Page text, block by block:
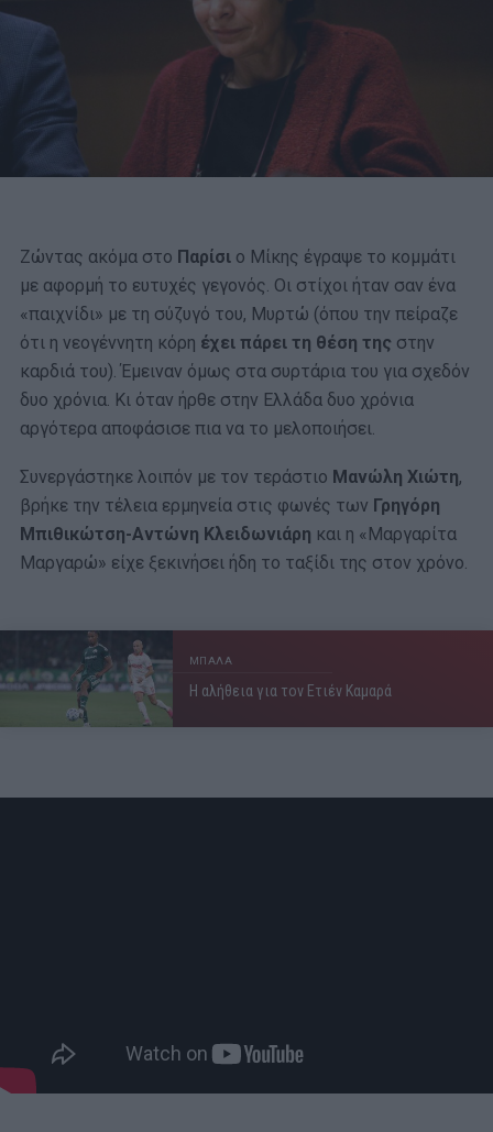
Ζώντας ακόμα στο Παρίσι ο Μίκης έγραψε το κομμάτι
με αφορμή το ευτυχές γεγονός. Οι στίχοι ήταν σαν ένα
«παιχνίδι» με τη σύζυγό του, Μυρτώ (όπου την πείραζε
ότι η νεογέννητη κόρη έχει πάρει τη θέση της στην
καρδιά του). Έμειναν όμως στα συρτάρια του για σχεδόν
δυο χρόνια. Κι όταν ήρθε στην Ελλάδα δυο χρόνια
αργότερα αποφάσισε πια να το μελοποιήσει.
Συνεργάστηκε λοιπόν με τον τεράστιο Μανώλη Χιώτη,
βρήκε την τέλεια ερμηνεία στις φωνές των Γρηγόρη
Μπιθικώτση-Αντώνη Κλειδωνιάρη και η «Μαργαρίτα
Μαργαρώ» είχε ξεκινήσει ήδη το ταξίδι της στον χρόνο.
ΜΠΑΛΑ
Η αλήθεια για τον Ετιέν Καμαρά